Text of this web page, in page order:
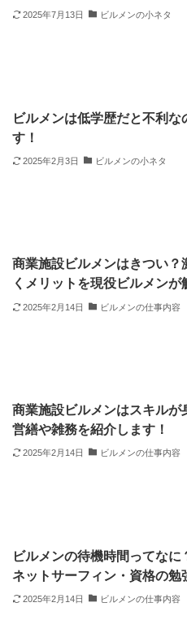
2025年7月13日 ビルメンの小ネタ
ビルメンは低学歴だと不利
す！
2025年2月3日 ビルメンの小ネタ
商業施設ビルメンはきつい
くメリットを現役ビルメンが
2025年2月14日 ビルメンの仕事内容
商業施設ビルメンはスキル
営繕や雑務を紹介します！
2025年2月14日 ビルメンの仕事内容
ビルメンの待機時間ってなに
ネットサーフィン・資格の勉
2025年2月14日 ビルメンの仕事内容